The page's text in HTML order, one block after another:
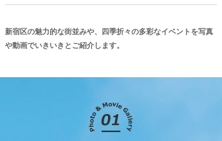
新宿区の魅力的な街並みや、四季折々の多彩なイベントを写真
や動画でいきいきとご紹介します。